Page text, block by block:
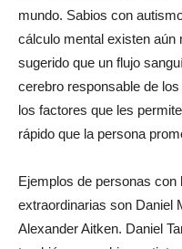
mundo. Sabios con
cálculo mental existen
sugerido que un flujo
cerebro responsable de
los factores que les
rápido que la persona
Ejemplos de personas con
extraordinarias son Daniel
Alexander Aitken. Daniel